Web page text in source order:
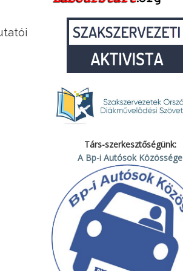
Társ-szerkesztőségünk:
A Bp-i Autósok Közössége